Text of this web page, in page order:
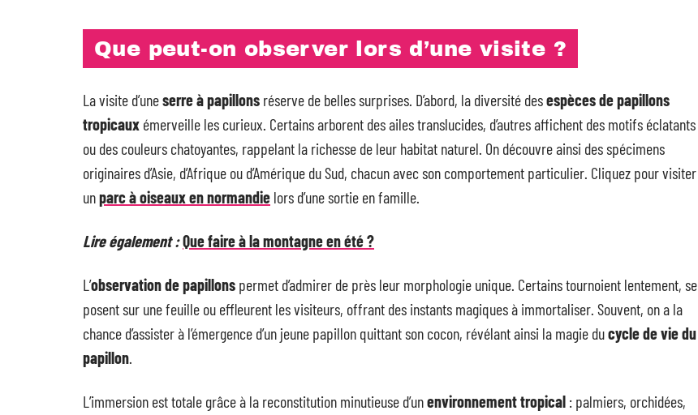
Que peut-on observer lors d’une visite ?
La visite d’uneserre à papillons réserve de belles surprises. D’abord, la diversité desespèces de papillons
tropicaux émerveille les curieux. Certains arborent des ailes translucides, d’autres affichent des motifs éclatants
ou des couleurs chatoyantes, rappelant la richesse de leur habitat naturel. On découvre ainsi des spécimens
originaires d’Asie, d’Afrique ou d’Amérique du Sud, chacun avec son comportement particulier. Cliquez pour visiter
unparc à oiseaux en normandie lors d’une sortie en famille.
Lire également :Que faire à la montagne en été ?
L’observation de papillons permet d’admirer de près leur morphologie unique. Certains tournoient lentement, se
posent sur une feuille ou effleurent les visiteurs, offrant des instants magiques à immortaliser. Souvent, on a la
chance d’assister à l’émergence d’un jeune papillon quittant son cocon, révélant ainsi la magie ducycle de vie du
papillon.
L’immersion est totale grâce à la reconstitution minutieuse d’unenvironnement tropical : palmiers, orchidées,